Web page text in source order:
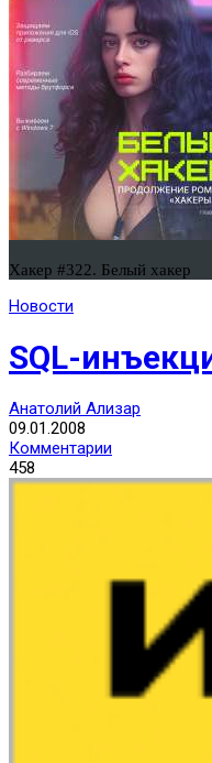
Хакер #322. Белый хакер
Новости
SQL-
Анатолий Ализар
09.01.2008
Комментарии
458